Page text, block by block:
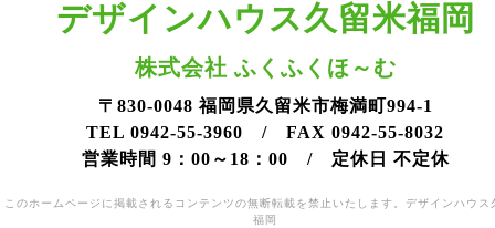
デザインハウス久留米福岡
株式会社 ふくふくほ～む
〒830-0048 福岡県久留米市梅満町994-1
TEL 0942-55-3960 / FAX 0942-55-8032
営業時間 9：00～18：00 / 定休日 不定休
このホームページに掲載されるコンテンツの無断転載を禁止いたします。デザインハウス
福岡